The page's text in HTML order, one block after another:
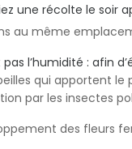
une récolte le soir
au même
l’humidité : afin
qui apportent le
par les insectes
des fleurs